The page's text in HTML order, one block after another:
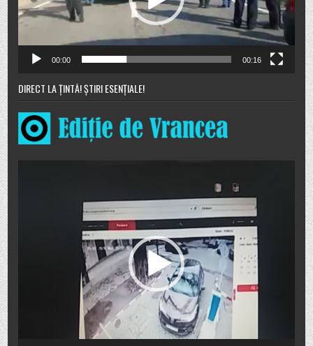
00:00 00:16
DIRECT LA ȚINTĂ! ȘTIRI ESENȚIALE!